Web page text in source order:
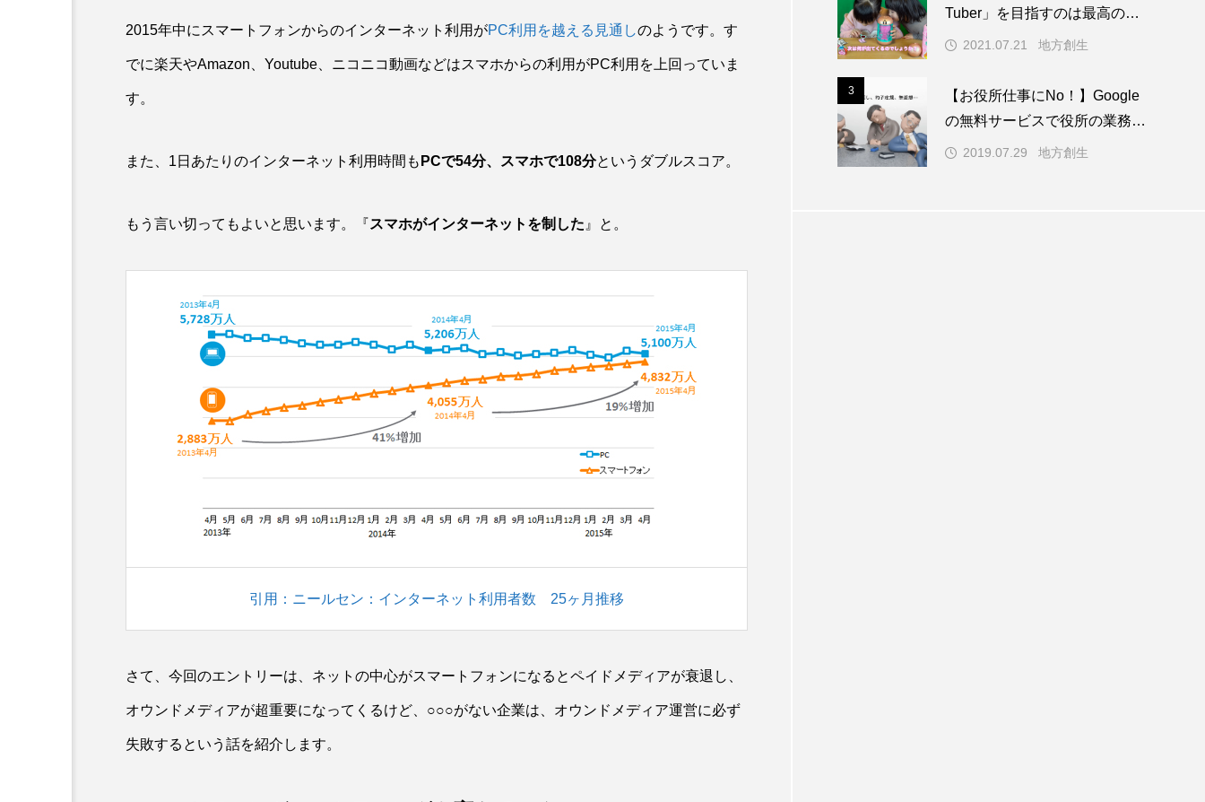
2015年中にスマートフォンからのインターネット利用がPC利用を越える見通しのようです。す
でに楽天やAmazon、Youtube、ニコニコ動画などはスマホからの利用がPC利用を上回っていま
す。
また、1日あたりのインターネット利用時間も PCで54分、スマホで108分というダブルスコア。
もう言い切ってもよいと思います。『スマホがインターネットを制した 』と。
引用：ニールセン：インターネット利用者数 25ヶ月推移
さて、今回のエントリーは、ネットの中心がスマートフォンになるとペイドメディアが衰退し、
オウンドメディアが超重要になってくるけど、○○○がない企業は、オウンドメディア運営に必ず
失敗するという話を紹介します。
Tuber」を目指すのは最高の教
育になり得る
2021.07.21 地方創生
3
【お役所仕事にNo！】Google
の無料サービスで役所の業務を
住民ファーストにする方法
2019.07.29 地方創生